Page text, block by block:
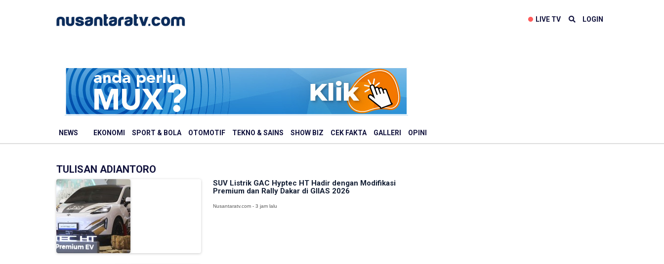
LIVE TV LOGIN
NEWS EKONOMI SPORT & BOLA OTOMOTIF TEKNO & SAINS SHOW BIZ CEK FAKTA GALLERI OPINI
TULISAN ADIANTORO
SUV Listrik GAC Hyptec HT Hadir dengan Modifikasi
Premium dan Rally Dakar di GIIAS 2026
Nusantaratv.com - 3 jam lalu